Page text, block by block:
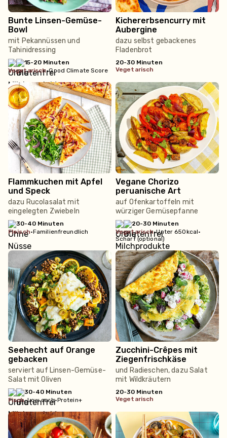
Bunte Linsen-Gemüse-
Bowl
mit Pekannüssen und
Tahinidressing
15-20 Minuten
vegetarisch•Good Climate Score
Kichererbsencurry mit
Aubergine
dazu selbst gebackenes
Fladenbrot
20-30 Minuten
vegetarisch
Flammkuchen mit Apfel
und Speck
dazu Rucolasalat mit
eingelegten Zwiebeln
30-40 Minuten
fleisch•Familienfreundlich
Vegane Chorizo
peruanische Art
auf Ofenkartoffeln mit
würziger Gemüsepfanne
20-30 Minuten
vegetarisch•Unter 650kcal•
Scharf (optional)
Seehecht auf Orange
gebacken
serviert auf Linsen-Gemüse-
Salat mit Oliven
30-40 Minuten
fisch•Low carb•Protein+
Zucchini-Crêpes mit
Ziegenfrischkäse
und Radieschen, dazu Salat
mit Wildkräutern
20-30 Minuten
vegetarisch